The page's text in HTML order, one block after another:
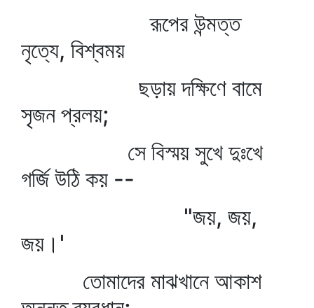
রূপের উন্মত্ত
নৃত্যে, বিশ্বময়
ছড়ায় দক্ষিণে বামে
সৃজন প্রলয়;
সে বিস্ময় সুখে দুঃখে
গর্জি উঠি কয় --
"জয়, জয়,
জয়।'
তোমাদের মাঝখানে আকাশ